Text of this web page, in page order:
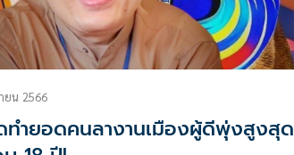
ยน 2566
ทำยอดคนลางานเมืองผู้ดีพุ่งสูงสุด